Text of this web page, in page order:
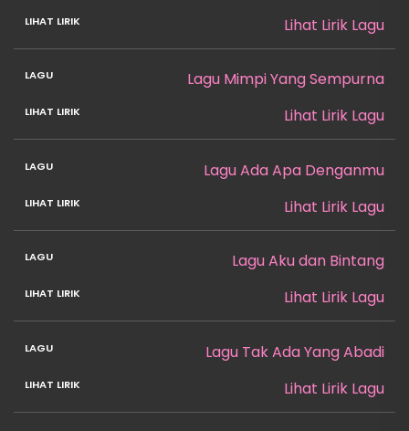
Lihat Lirik Lagu
Lagu Mimpi Yang Sempurna
Lihat Lirik Lagu
Lagu Ada Apa Denganmu
Lihat Lirik Lagu
Lagu Aku dan Bintang
Lihat Lirik Lagu
Lagu Tak Ada Yang Abadi
Lihat Lirik Lagu